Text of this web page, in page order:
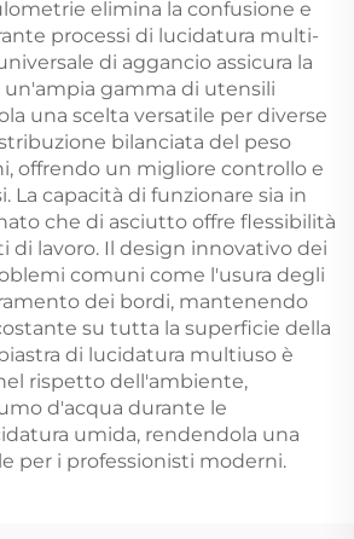
elimina la confusione e
processi di lucidatura multi-
di aggancio assicura la
gamma di utensili
una scelta versatile per diverse
bilanciata del peso
offrendo un migliore controllo e
La capacità di funzionare sia in
che di asciutto offre flessibilità
di lavoro. Il design innovativo dei
comuni come l'usura degli
dei bordi, mantenendo
su tutta la superficie della
di lucidatura multiuso è
rispetto dell'ambiente,
d'acqua durante le
umida, rendendola una
per i professionisti moderni.